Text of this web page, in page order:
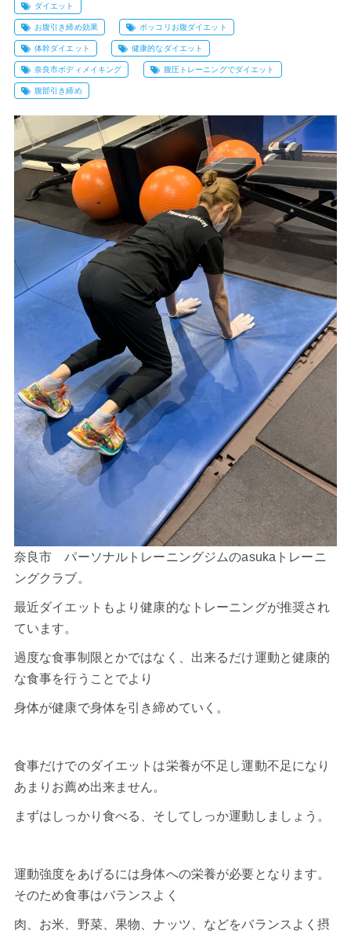
ダイエット
お腹引き締め効果 ポッコリお腹ダイエット
体幹ダイエット 健康的なダイエット
奈良市ボディメイキング 腹圧トレーニングでダイエット
腹部引き締め
奈良市 パーソナルトレーニングジムのasukaトレーニ
ングクラブ。
最近ダイエット もより健康的なトレーニングが推奨され
ています。
過度な食事制限とかではなく、出来るだけ運動と健康的
な食事を行うことでより
身体が健康で身体を引き締めていく。
食事だけでのダイエットは栄養が不足し運動不足になり
あまりお薦め出来ません。
まずはしっかり食べる、そしてしっか運動しましょう。
運動強度をあげるには身体への栄養が必要となります。
そのため食事はバランスよく
肉、お米、野菜、果物、ナッツ、などをバランスよく摂